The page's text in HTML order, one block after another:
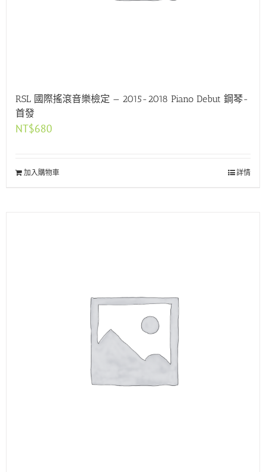
RSL 國際搖滾音樂檢定 — 2015-2018 Piano Debut 鋼琴-
首發
NT$680
加入購物車 詳情